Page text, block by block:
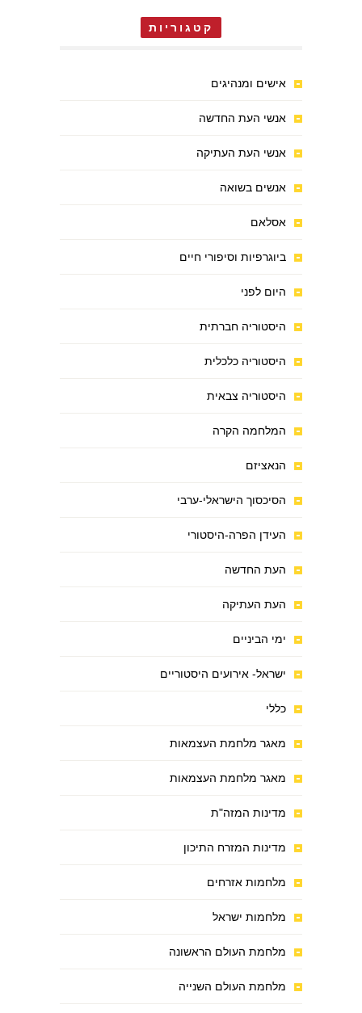
קטגוריות
אישים ומנהיגים
אנשי העת החדשה
אנשי העת העתיקה
אנשים בשואה
אסלאם
ביוגרפיות וסיפורי חיים
היום לפני
היסטוריה חברתית
היסטוריה כלכלית
היסטוריה צבאית
המלחמה הקרה
הנאציזם
הסיכסוך הישראלי-ערבי
העידן הפרה-היסטורי
העת החדשה
העת העתיקה
ימי הביניים
ישראל- אירועים היסטוריים
כללי
מאגר מלחמת העצמאות
מאגר מלחמת העצמאות
מדינות המזה"ת
מדינות המזרח התיכון
מלחמות אזרחים
מלחמות ישראל
מלחמת העולם הראשונה
מלחמת העולם השנייה